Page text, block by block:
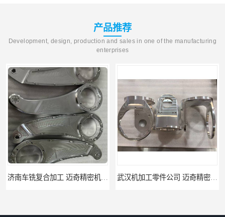
产品推荐
Development, design, production and sales in one of the manufacturing
enterprises